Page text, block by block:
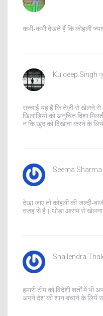
कभी‑कभी देखते हैं कि कोहली
Kuldeep Singh
सच्चाई यह है कि तेज़ी से खेलने से
खिलाड़ियों को अनुचित दिशा
न कि खुद को दिखावा करने के
Seema Sharma
देखा जाए तो कोहली की
वजह से है। थोड़ा आराम से खेलना
Shailendra
हमारी टीम को विदेशी शर्तों में भी
अपने देश की शान बचाने के लिये